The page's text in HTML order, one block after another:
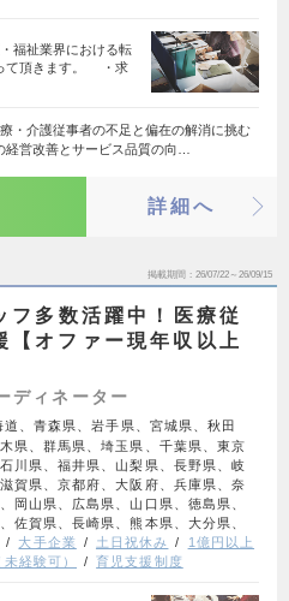
福祉業界における転
て頂きます。 ・求
・介護従事者の不足と偏在の解消に挑む
経営改善とサービス品質の向…
詳細へ
掲載期間 26/07/22～26/09/15
多数活躍中！医療従
【オファー現年収以上
ディネーター
道、青森県、岩手県、宮城県、秋田
県、群馬県、埼玉県、千葉県、東京
川県、福井県、山梨県、長野県、岐
賀県、京都府、大阪府、兵庫県、奈
岡山県、広島県、山口県、徳島県、
佐賀県、長崎県、熊本県、大分県、
大手企業 土日祝休み
1億円以上
経験可） 育児支援制度